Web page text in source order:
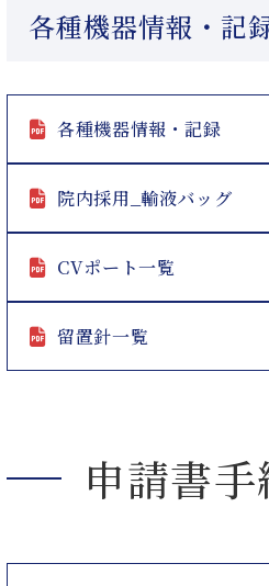
各種機器情報・記
各種機器情報・記録
院内採用_輸液バッグ
CVポート一覧
留置針一覧
申請書手